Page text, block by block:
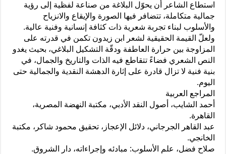
استطاع الشاعر أن يحوّل البلاغة من صناعة لفظية إلى رؤية
جمالية متكاملة، تتضافر فيها الصورة والإيقاع والانزياح
والأسلوب لبناء تجربة شعرية ذات كثافة إنسانية وفنية عالية.
ولعلّ القيمة الحقيقية لشعر ابن زيدون تكمن في قدرته على
المزاوجة بين حرارة العاطفة ودقّة التشكيل البلاغي، بحيث يغدو
النص الشعري فضاءً تتقاطع فيه الذات والتاريخ والجمال، في
بنية فنية لا تزال قادرة على إثارة الدهشة النقدية والجمالية حتى
اليوم.
المراجع العربية
أحمد الشايب، أصول النقد الأدبي، مكتبة النهضة المصرية،
القاهرة.
عبد القاهر الجرجاني، دلائل الإعجاز، تحقيق محمود شاكر، مكتبة
الخانجي.
صلاح فضل، علم الأسلوب: مبادئه وإجراءاته، دار الشروق.